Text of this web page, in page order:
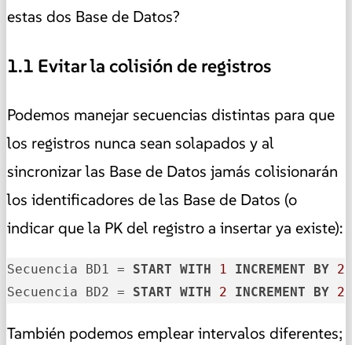
estas dos Base de Datos?
1.1 Evitar la colisión de registros
Podemos manejar secuencias distintas para que
los registros nunca sean solapados y al
sincronizar las Base de Datos jamás colisionarán
los identificadores de las Base de Datos (o
indicar que la PK del registro a insertar ya existe):
Secuencia BD1 = START WITH 1 INCREMENT BY 2.
Secuencia BD2 = START WITH 2 INCREMENT BY 2.
También podemos emplear intervalos diferentes;